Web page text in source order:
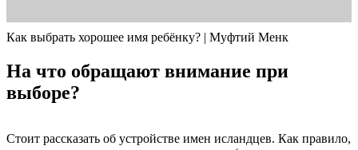
Как выбрать хорошее имя ребёнку? | Муфтий Менк
На что обращают внимание при
выборе?
Стоит рассказать об устройстве имен исландцев. Как правило,